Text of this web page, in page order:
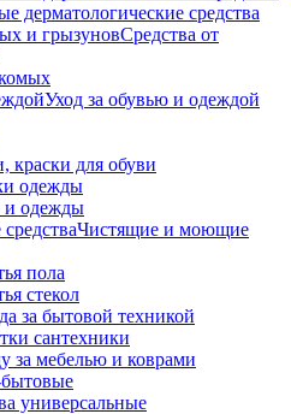
дерматологические средства
Средства от
Уход за обувью и одеждой
краски для обуви
одежды
и одежды
Чистящие и моющие
пола
стекол
за бытовой техникой
сантехники
за мебелью и коврами
универсальные